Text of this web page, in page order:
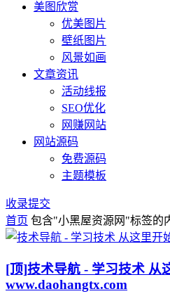
美图欣赏
优美图片
壁纸图片
风景如画
文章资讯
活动线报
SEO优化
网赚网站
网站源码
免费源码
主题模板
收录提交
首页 包含"小黑屋资源网"标签的
[顶]技术导航 - 学习技术 从
www.daohangtx.com